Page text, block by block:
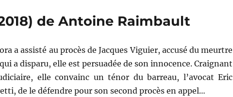
de Antoine Raimbault
a assisté au procès de Jacques Viguier, accusé du meurtre
a disparu, elle est persuadée de son innocence. Craignant
elle convainc un ténor du barreau, l’avocat Eric
de le défendre pour son second procès en appel…